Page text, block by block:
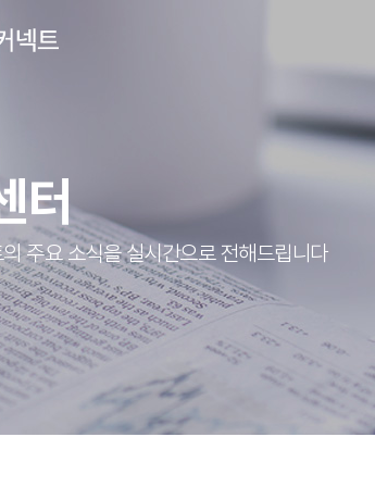
터
주요 소식을 실시간으로 전해드립니다